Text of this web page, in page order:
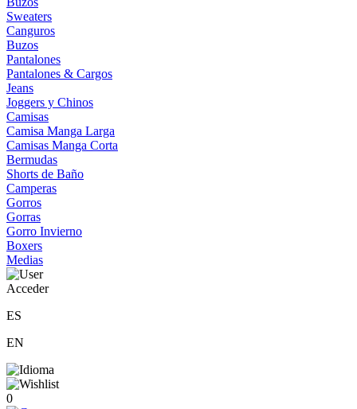
Sweaters
Canguros
Buzos
Pantalones
Pantalones & Cargos
Jeans
Joggers y Chinos
Camisas
Camisa Manga Larga
Camisas Manga Corta
Bermudas
Shorts de Baño
Camperas
Gorros
Gorras
Gorro Invierno
Boxers
Medias
Acceder
ES
EN
0